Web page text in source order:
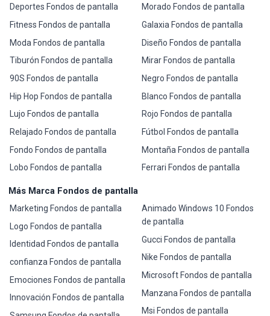
Deportes Fondos de pantalla
Fitness Fondos de pantalla
Moda Fondos de pantalla
Tiburón Fondos de pantalla
90S Fondos de pantalla
Hip Hop Fondos de pantalla
Lujo Fondos de pantalla
Relajado Fondos de pantalla
Fondo Fondos de pantalla
Lobo Fondos de pantalla
Morado Fondos de pantalla
Galaxia Fondos de pantalla
Diseño Fondos de pantalla
Mirar Fondos de pantalla
Negro Fondos de pantalla
Blanco Fondos de pantalla
Rojo Fondos de pantalla
Fútbol Fondos de pantalla
Montaña Fondos de pantalla
Ferrari Fondos de pantalla
Más Marca Fondos de pantalla
Marketing Fondos de pantalla
Logo Fondos de pantalla
Identidad Fondos de pantalla
confianza Fondos de pantalla
Emociones Fondos de pantalla
Innovación Fondos de pantalla
Animado Windows 10 Fondos
de pantalla
Gucci Fondos de pantalla
Nike Fondos de pantalla
Microsoft Fondos de pantalla
Manzana Fondos de pantalla
Msi Fondos de pantalla